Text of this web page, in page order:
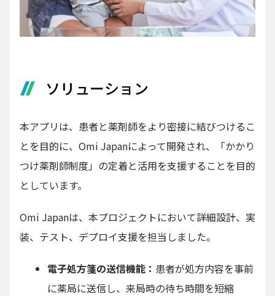
ソリューション
本アプリは、患者と薬剤師をより密接に結びつけるこ
とを目的に、Omi Japanによって開発され、「かかり
つけ薬剤師制度」の定着と活用を支援することを目的
としています。
Omi Japanは、本プロジェクトにおいて詳細設計、実
装、テスト、デプロイ支援を担当しました。
電子処方箋の送信機能： 患者が処方内容を事前
に薬局に送信し、来局時の待ち時間を短縮